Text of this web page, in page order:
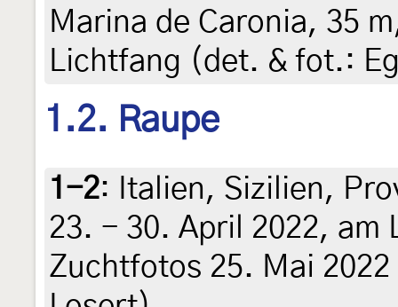
Marina de Caronia, 35
Lichtfang (det. & fot.:
1.2. Raupe
1-2:
Italien, Sizilien,
23. - 30. April 2022, am
Zuchtfotos 25. Mai